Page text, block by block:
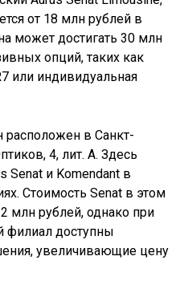
от 18 млн рублей в
может достигать 30 млн
опций, таких как
или индивидуальная
расположен в Санкт-
4, лит. А. Здесь
Senat и Komendant в
Стоимость Senat в этом
млн рублей, однако при
филиал доступны
увеличивающие цену